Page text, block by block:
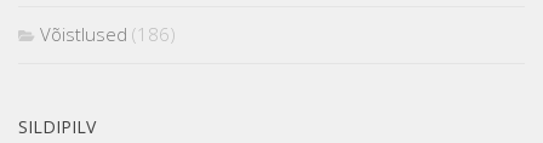
Võistlused (186)
SILDIPILV